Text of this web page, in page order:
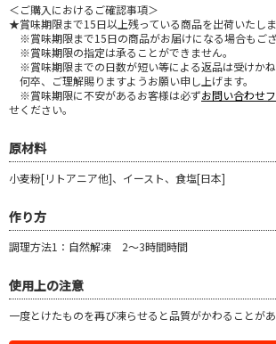
＜ご購入におけるご確認事項＞
★賞味期限まで15日以上残っている商品を出荷いたしま
※賞味期限まで15日の商品がお届けになる場合もござ
※賞味期限の指定は承ることができません。
※賞味期限までの日数が短い等による返品は受けかね
何卒、ご理解賜りますようお願い申し上げます。
※賞味期限に不安があるお客様は必ずお問い合わせ
せください。
原材料
小麦粉[リトアニア他]、イースト、食塩[日本]
作り方
調理方法1：自然解凍 2～3時間時間
使用上の注意
一度とけたものを再び凍らせると品質がかわることがあ